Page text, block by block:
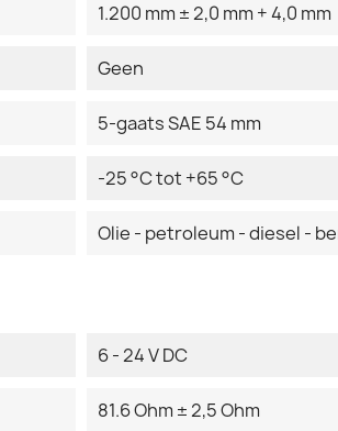
1.200 mm ± 2,0 mm + 4,0 mm
Geen
5-gaats SAE 54 mm
-25 °C tot +65 °C
Olie - petroleum - diesel -
6 - 24 V DC
81.6 Ohm ± 2,5 Ohm